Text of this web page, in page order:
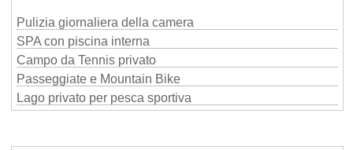
Pulizia giornaliera della camera
SPA con piscina interna
Campo da Tennis privato
Passeggiate e Mountain Bike
Lago privato per pesca sportiva